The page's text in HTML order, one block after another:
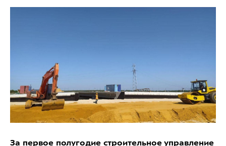
За первое полугодие строительное управление